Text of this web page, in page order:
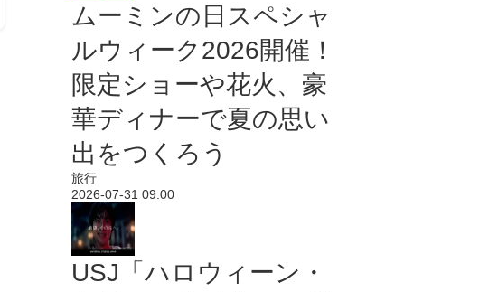
ムーミンの日スペシャ
ルウィーク2026開催！
限定ショーや花火、豪
華ディナーで夏の思い
出をつくろう
旅行
2026-07-31 09:00
USJ「ハロウィーン・